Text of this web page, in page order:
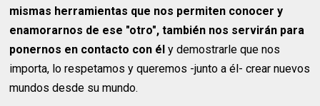
mismas herramientas que nos permiten conocer y
enamorarnos de ese "otro", también nos servirán para
ponernos en contacto con él y demostrarle que nos
importa, lo respetamos y queremos -junto a él- crear nuevos
mundos desde su mundo.